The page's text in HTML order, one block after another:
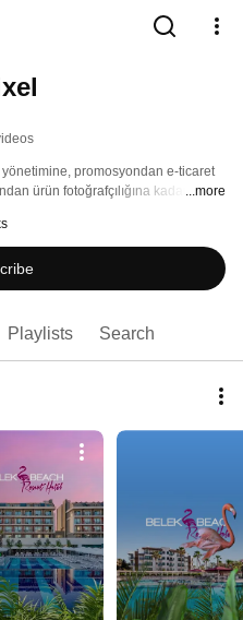
yönetimine, promosyondan e-ticaret
ürün fotoğrafçılığına kadar pek
...more
Playlists Search